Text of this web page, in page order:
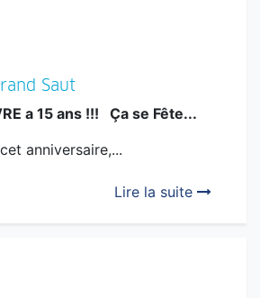
Saut
a 15 ans !!! Ça se Fête...
anniversaire,...
Lire la suite